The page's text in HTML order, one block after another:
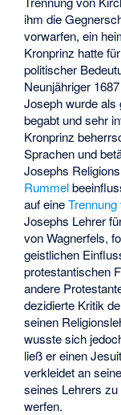
ihm die
vorwarfen, ein
Kronprinz hatte
politischer
Neunjähriger
Joseph wurde als
begabt und sehr
Kronprinz
Sprachen und
Josephs
Rummel
auf eine
Josephs Lehrer
von Wagnerfels,
geistlichen
protestantischen
andere
dezidierte Kritik
seinen
wusste sich
ließ er einen
verkleidet an
seines Lehrers
werfen.